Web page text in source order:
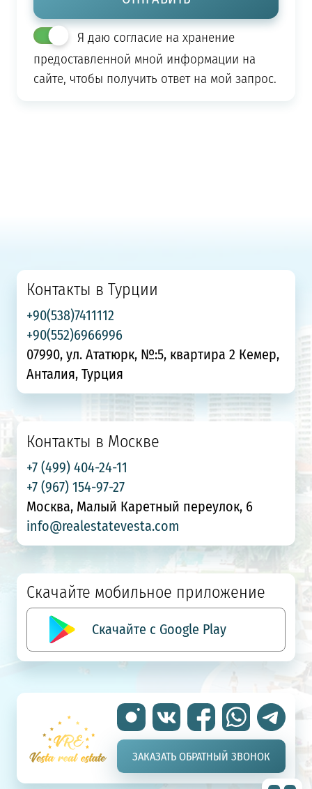
Я даю согласие на хранение
предоставленной мной информации на
сайте, чтобы получить ответ на мой запрос.
ЗАКАЗАТЬ ОБРАТНЫЙ ЗВОНОК
Контакты в Турции
+90(538)7411112
+90(552)6966996
07990, ул. Ататюрк, №:5, квартира 2 Кемер,
Анталия, Турция
Контакты в Москве
+7 (499) 404-24-11
+7 (967) 154-97-27
Москва, Малый Каретный переулок, 6
info@realestatevesta.com
Скачайте мобильное приложение
Скачайте с Google Play